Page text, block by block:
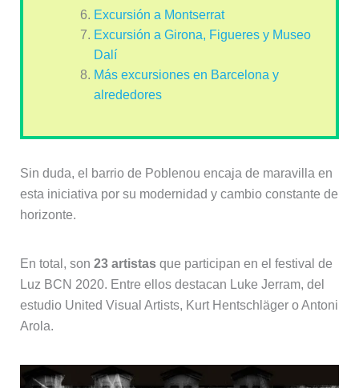
Excursión a Montserrat
Excursión a Girona, Figueres y Museo
Dalí
Más excursiones en Barcelona y
alrededores
Sin duda, el barrio de Poblenou encaja de maravilla en
esta iniciativa por su modernidad y cambio constante de
horizonte.
En total, son 23 artistasque participan en el festival de
Luz BCN 2020. Entre ellos destacan Luke Jerram, del
estudio United Visual Artists, Kurt Hentschläger o Antoni
Arola.